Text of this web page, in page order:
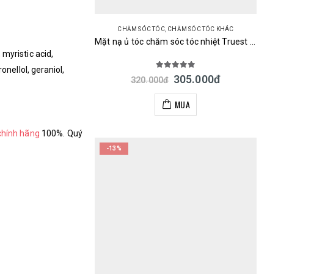
acid,
geraniol,
hãng 100%. Quý
CHĂM SÓC TÓC, CHĂM SÓC TÓC KHÁC
Mặt nạ ủ tóc chăm sóc tóc nhiệt Truest by S FREE Acid & Heat Care Hair Mask 180g Nhật
out of 5
320.000đ 305.000đ
MUA
-13%